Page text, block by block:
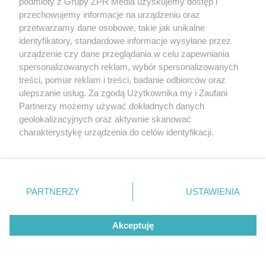
Weronika Falkowska przegrywa po
zaciętym boju
Pologne. Peleton zmiażdżony przez
kraksę przed Karpaczem
przechowujemy informacje na urządzeniu oraz
przetwarzamy dane osobowe, takie jak unikalne
identyfikatory, standardowe informacje wysyłane przez
urządzenie czy dane przeglądania w celu zapewniania
spersonalizowanych reklam, wybór spersonalizowanych
treści, pomiar reklam i treści, badanie odbiorców oraz
ulepszanie usług. Za zgodą Użytkownika my i Zaufani
Partnerzy możemy używać dokładnych danych
geolokalizacyjnych oraz aktywnie skanować
charakterystykę urządzenia do celów identyfikacji.
zmienić/wycofać klikając przycisk ustawień prywatności
znajdujący się w lewym dolnym rogu strony
rodzaje przetwarzania danych nie wymagają zgody
użytkownika, ale masz prawo sprzeciwić się takiemu
przetwarzaniu. Preferencje będą miały zastosowanie tylko
PARTNERZY USTAWIENIA
Akceptuję